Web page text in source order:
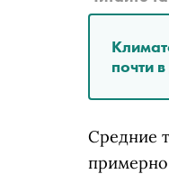
почти
Средние
примерно